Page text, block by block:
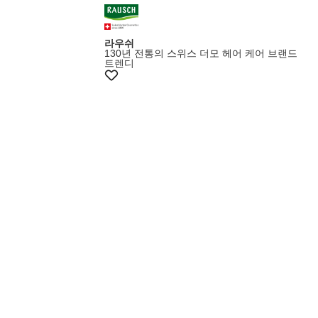
라우쉬
130년 전통의 스위스 더모 헤어 케어 브랜드
트렌디